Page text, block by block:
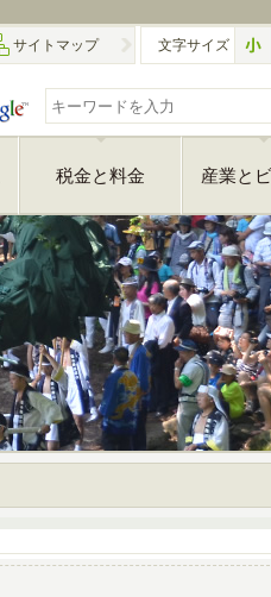
サイトマップ 文字サイズ
税金と料金 産業と